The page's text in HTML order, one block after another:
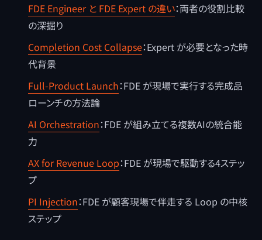
FDE Engineer と FDE Expert の違い：両者の役割比較
の深掘り
Completion Cost Collapse：Expert が必要となった時
代背景
Full-Product Launch：FDE が現場で実行する完成品
ローンチの方法論
AI Orchestration：FDE が組み立てる複数AIの統合能
力
AX for Revenue Loop：FDE が現場で駆動する4ステッ
プ
PI Injection：FDE が顧客現場で伴走する Loop の中核
ステップ